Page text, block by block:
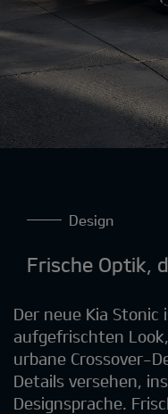
Design
Frische Optik,
Der neue Kia
aufgefrischten
urbane Crossover-
Details versehen,
Designsprache.